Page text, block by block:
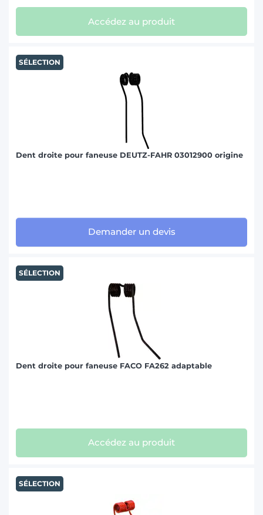
Accédez au produit
SÉLECTION
Dent droite pour faneuse DEUTZ-FAHR 03012900 origine
Demander un devis
SÉLECTION
Dent droite pour faneuse FACO FA262 adaptable
Accédez au produit
SÉLECTION